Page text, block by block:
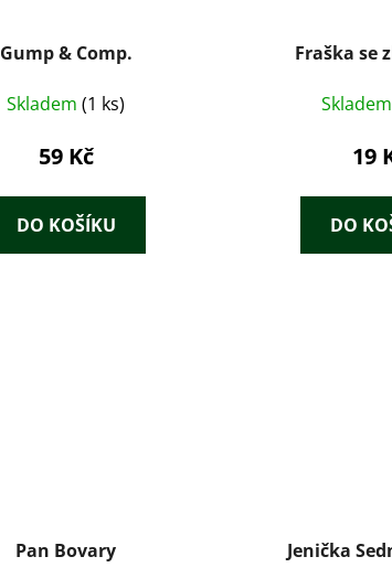
Gump & Comp.
Skladem(1 ks)
59 Kč
DO KOŠÍKU
Fraška se
Skladem
19
DO
Pan Bovary Jenička